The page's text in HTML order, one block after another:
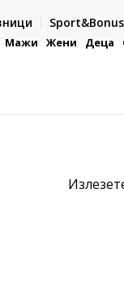
Sport&Bonus
со електронска
Мажи Жени Деца